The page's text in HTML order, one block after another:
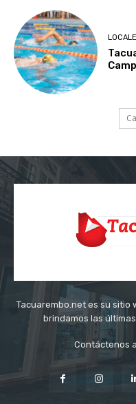
Tacuarembo.net es su sitio
brindamos las
Contáctenos